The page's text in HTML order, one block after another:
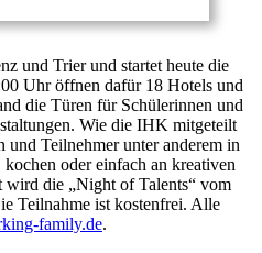
und Trier und startet heute die
Uhr öffnen dafür 18 Hotels und
die Türen für Schülerinnen und
Wie die IHK mitgeteilt
und Teilnehmer unter anderem in
oder einfach an kreativen
wird die „Night of Talents“ vom
Teilnahme ist kostenfrei. Alle
family.de.